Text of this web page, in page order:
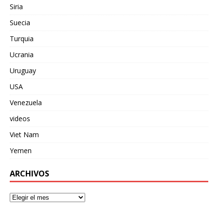
Siria
Suecia
Turquia
Ucrania
Uruguay
USA
Venezuela
videos
Viet Nam
Yemen
ARCHIVOS